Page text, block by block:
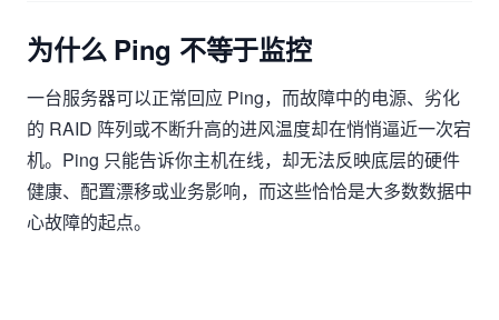
为什么 Ping 不等于监控
一台服务器可以正常回应 Ping，而故障中的电源、劣化
的 RAID 阵列或不断升高的进风温度却在悄悄逼近一次宕
机。Ping 只能告诉你主机在线，却无法反映底层的硬件
健康、配置漂移或业务影响，而这些恰恰是大多数数据中
心故障的起点。